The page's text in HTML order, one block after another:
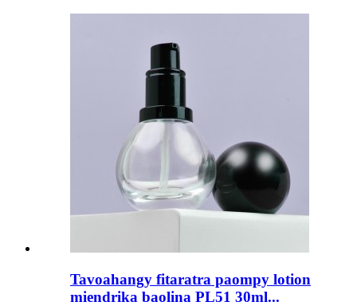
Tavoahangy fitaratra paompy lotion
miendrika baolina PL51 30ml...